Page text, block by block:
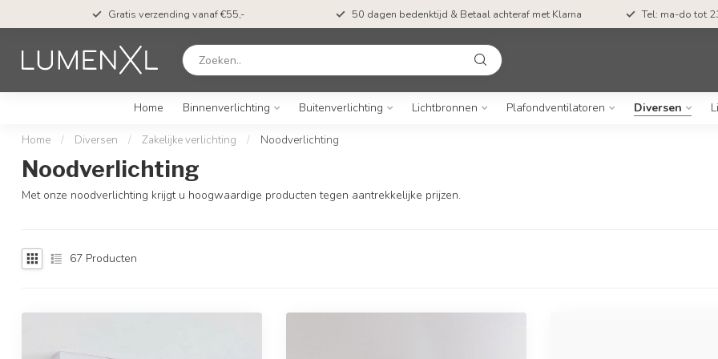
Op werkdagen vóór 23.00 besteld? Verwachte
bezorging morgen* Gratis verzending vanaf €55,- 50 dagen
Home Binnenverlichting Buitenverlichting Lichtbronnen Plafondventilatoren Diversen
Home / Diversen / Zakelijke verlichting / Noodverlichting
Noodverlichting
Met onze noodverlichting krijgt u hoogwaardige producten tegen aantrekkelijke prijzen.
67 Producten